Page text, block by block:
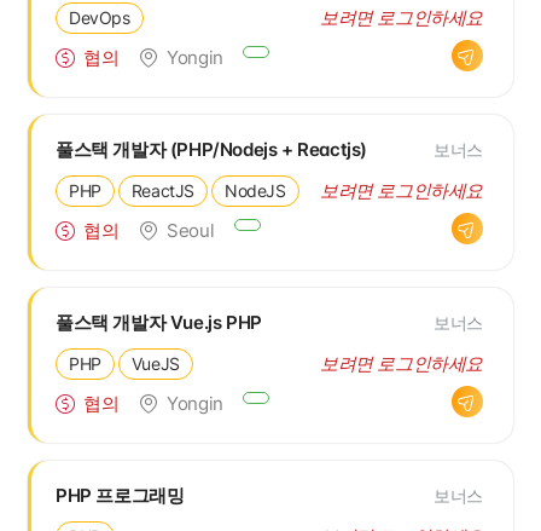
DevOps
협의 Yongin
보려면 로그인하세요
풀스택 개발자 (PHP/Nodejs + Reactjs)
PHP ReactJS NodeJS
협의 Seoul
보너스
보려면 로그인하세요
풀스택 개발자 Vue.js PHP
PHP VueJS
협의 Yongin
보너스
보려면 로그인하세요
PHP 프로그래밍 보너스